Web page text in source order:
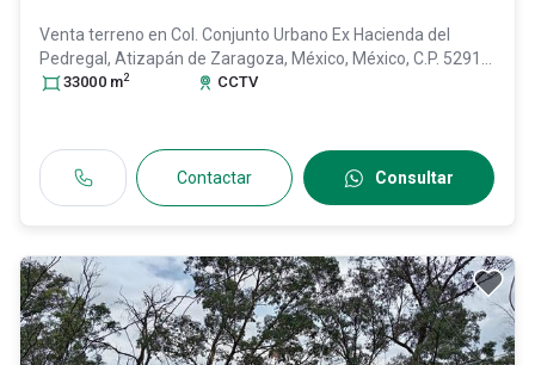
Venta terreno en Col. Conjunto Urbano Ex Hacienda del
Pedregal, Atizapán de Zaragoza, México, México, C.P. 52916
ID:30598678
33000 m2 CCTV
Contactar Consultar